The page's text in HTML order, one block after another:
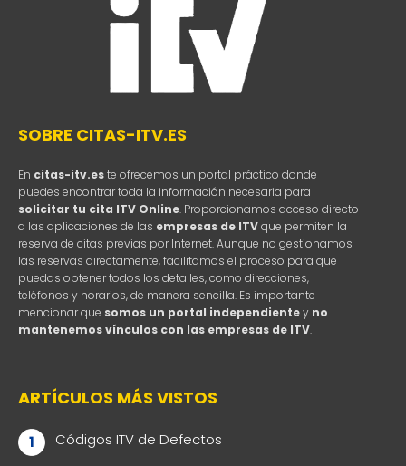
SOBRE CITAS-ITV.ES
En citas-itv.este ofrecemos un portal práctico donde
puedes encontrar toda la información necesaria para
solicitar tu cita ITV Online. Proporcionamos acceso directo
a las aplicaciones de las empresas de ITVque permiten la
reserva de citas previas por Internet. Aunque no gestionamos
las reservas directamente, facilitamos el proceso para que
puedas obtener todos los detalles, como direcciones,
teléfonos y horarios, de manera sencilla. Es importante
mencionar que somos un portal independientey no
mantenemos vínculos con las empresas de ITV.
ARTÍCULOS MÁS VISTOS
Códigos ITV de Defectos